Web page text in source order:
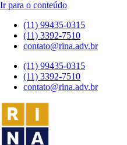
Ir para o conteúdo
(11) 99435-0315
(11) 3392-7510
contato@rina.adv.br
(11) 99435-0315
(11) 3392-7510
contato@rina.adv.br